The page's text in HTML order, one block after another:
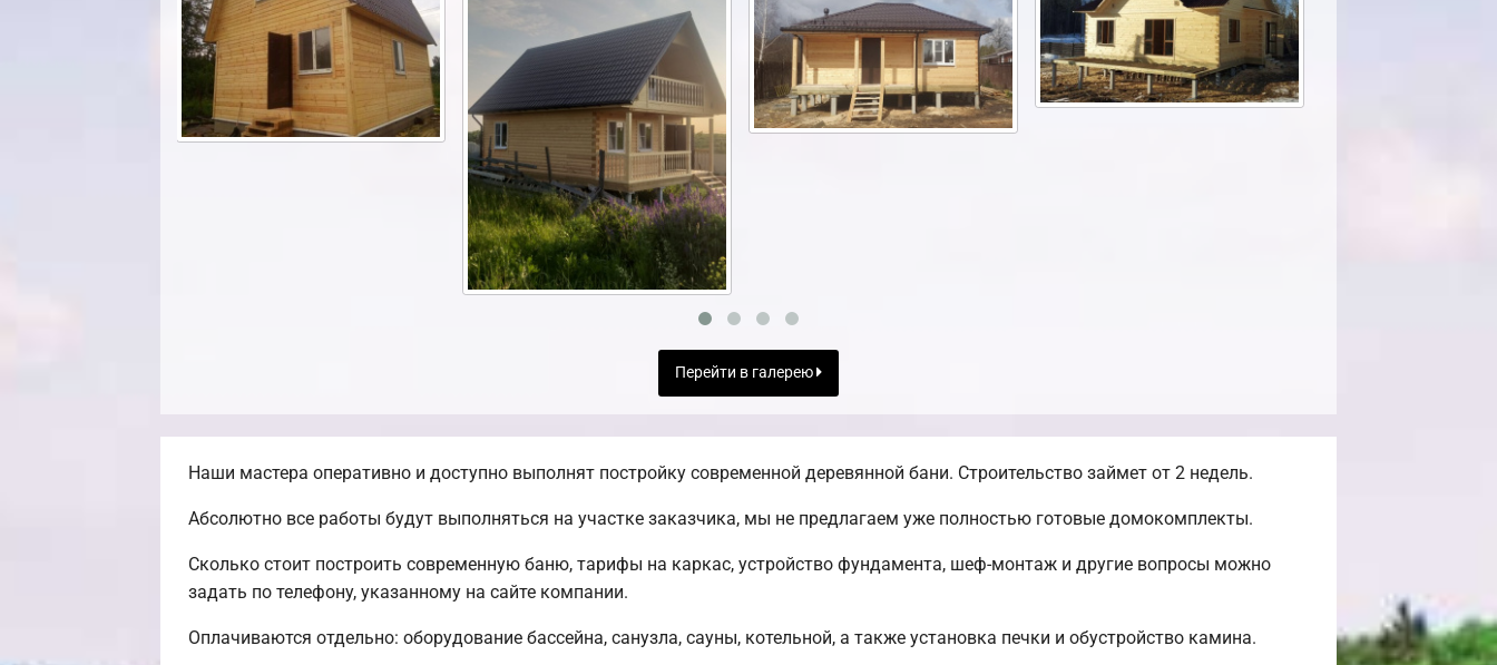
Перейти в галерею
Наши мастера оперативно и доступно выполнят постройку современной деревянной бани. Строительство займет от 2 недель.
Абсолютно все работы будут выполняться на участке заказчика, мы не предлагаем уже полностью готовые домокомплекты.
Сколько стоит построить современную баню, тарифы на каркас, устройство фундамента, шеф-монтаж и другие вопросы можно
задать по телефону, указанному на сайте компании.
Оплачиваются отдельно: оборудование бассейна, санузла, сауны, котельной, а также установка печки и обустройство камина.